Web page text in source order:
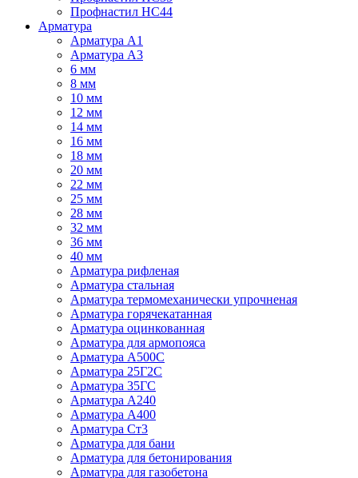
Профнастил НС44
Арматура
Арматура А1
Арматура А3
6 мм
8 мм
10 мм
12 мм
14 мм
16 мм
18 мм
20 мм
22 мм
25 мм
28 мм
32 мм
36 мм
40 мм
Арматура рифленая
Арматура стальная
Арматура термомеханически упрочненая
Арматура горячекатанная
Арматура оцинкованная
Арматура для армопояса
Арматура A500С
Арматура 25Г2С
Арматура 35ГС
Арматура А240
Арматура А400
Арматура Ст3
Арматура для бани
Арматура для бетонирования
Арматура для газобетона